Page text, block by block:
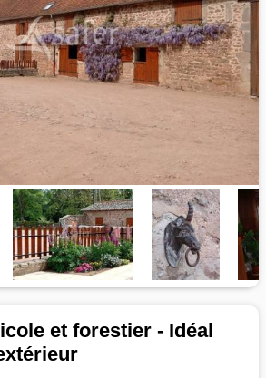
et forestier - Idéal